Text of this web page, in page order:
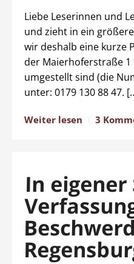
Liebe Leserinnen und
und zieht in ein
wir deshalb eine kurze
der Maierhoferstraße 1
umgestellt sind (die
unter: 0179 130 88 47.
Weiter lesen 3
In eigener